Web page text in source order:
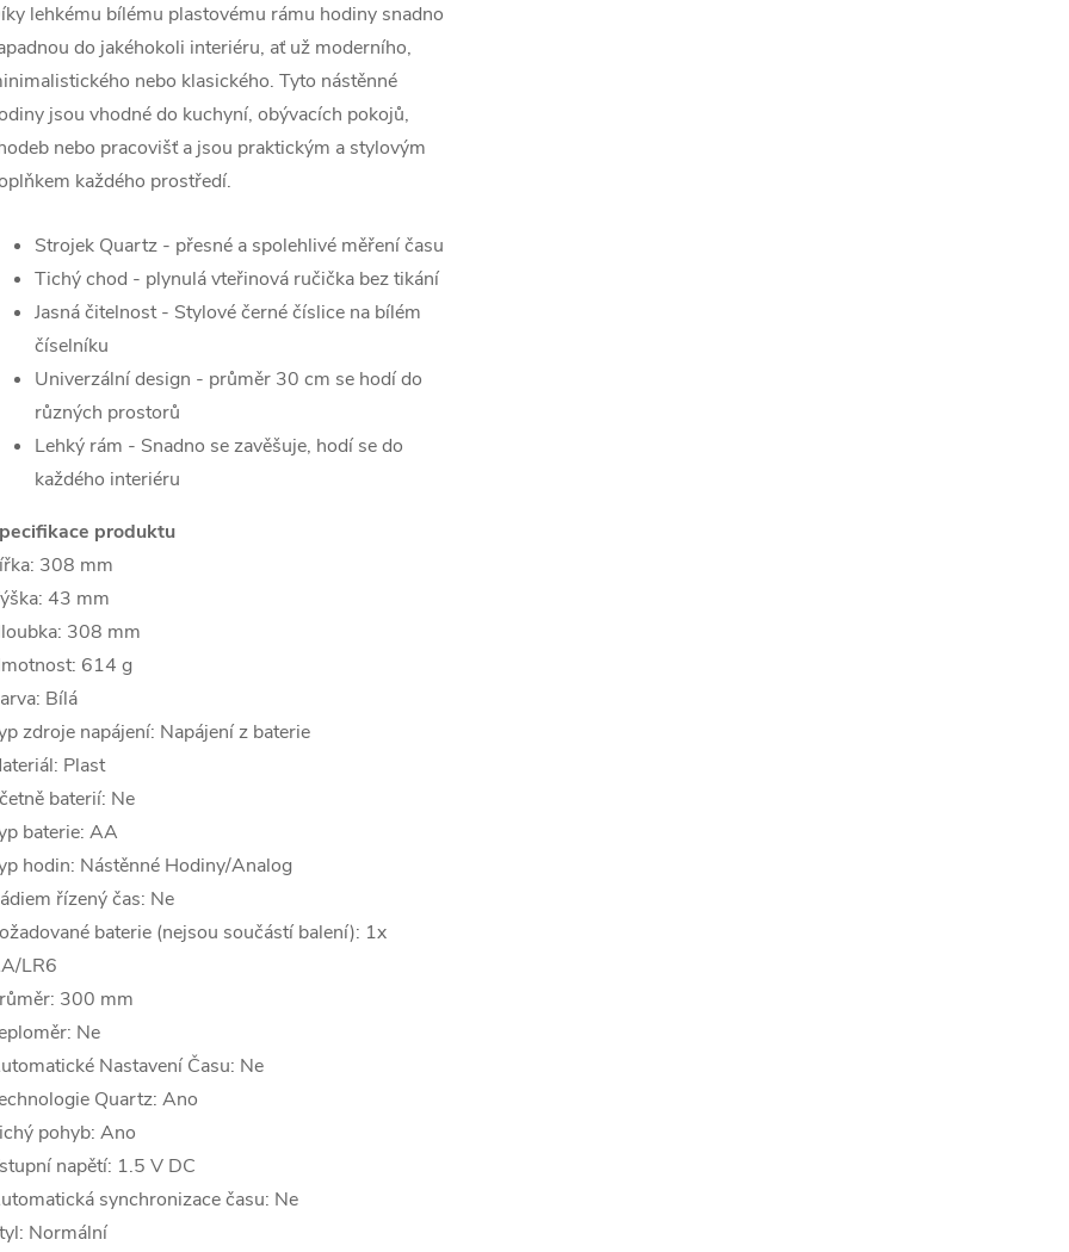
lehkému bílému plastovému rámu hodiny snadno
do jakéhokoli interiéru, ať už moderního,
nebo klasického. Tyto nástěnné
jsou vhodné do kuchyní, obývacích pokojů,
nebo pracovišť a jsou praktickým a stylovým
každého prostředí.
Strojek Quartz - přesné a spolehlivé měření času
Tichý chod - plynulá vteřinová ručička bez tikání
Jasná čitelnost - Stylové černé číslice na bílém
číselníku
Univerzální design - průměr 30 cm se hodí do
různých prostorů
Lehký rám - Snadno se zavěšuje, hodí se do
každého interiéru
produktu
308 mm
43 mm
308 mm
614 g
Bílá
zdroje napájení: Napájení z baterie
Plast
baterií: Ne
baterie: AA
hodin: Nástěnné Hodiny/Analog
řízený čas: Ne
baterie (nejsou součástí balení): 1x
LR6
300 mm
Ne
Nastavení Času: Ne
Quartz: Ano
pohyb: Ano
napětí: 1.5 V DC
synchronizace času: Ne
Normální